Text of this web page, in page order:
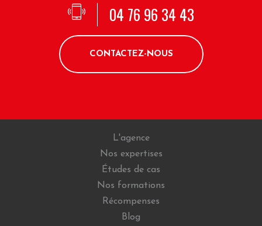
04 76 96 34 43
CONTACTEZ-NOUS
L'agence
Nos expertises
Études de cas
Nos formations
Récompenses
Blog